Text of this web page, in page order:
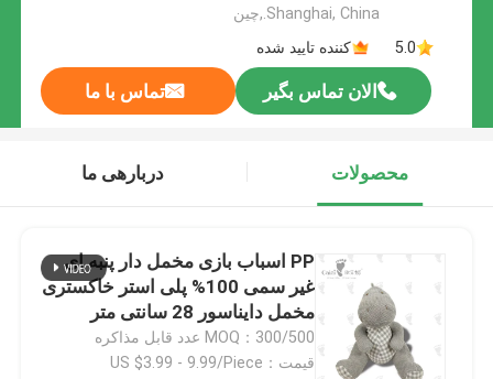
Shanghai, China.,چین
5.0
کننده تایید شده
الان تماس بگیر تماس با ما
محصولات دربارهی ما
PP اسباب بازی مخمل دار پنبه ای
غیر سمی 100% پلی استر خاکستری
مخمل دایناسور 28 سانتی متر
MOQ：300/500 عدد قابل مذاکره
قیمت：US $3.99 - 9.99/Piece